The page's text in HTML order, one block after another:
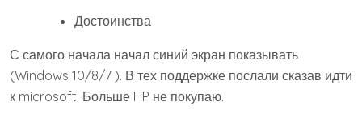
Достоинства
С самого начала начал синий экран показывать
(Windows 10/8/7 ). В тех поддержке послали сказав идти
к microsoft. Больше HP не покупаю.